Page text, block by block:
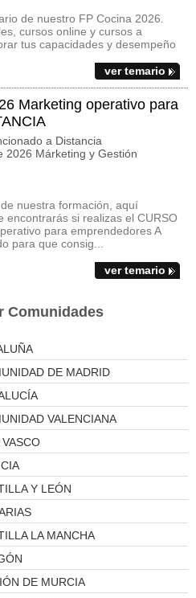
de nuestro FP Cocina 2026.
cursos online y cursos a
tus capacidades y desempeño
ver temario
Marketing operativo para
a Distancia
2026 Márketing y Gestión
nuestra formación, aquí
encontrarás si realizas el CURSO
para emprendedores A
para que consig...
ver temario
Comunidades
DE MADRID
VALENCIANA
VASCO
Y LEÓN
LA MANCHA
DE MURCIA